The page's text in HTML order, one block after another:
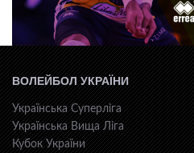
ВОЛЕЙБОЛ УКРАЇНИ
Українська Суперліга
Українська Вища Ліга
Кубок України